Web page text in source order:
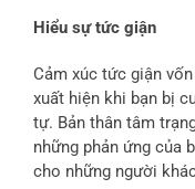
Hiểu sự tức giận
Cảm xúc tức giận
xuất hiện khi bạn bị
tự. Bản thân tâm
những phản ứng của
cho những người